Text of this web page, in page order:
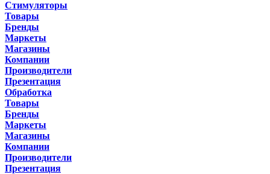
Стимуляторы
Товары
Бренды
Маркеты
Магазины
Компании
Производители
Презентация
Обработка
Товары
Бренды
Маркеты
Магазины
Компании
Производители
Презентация